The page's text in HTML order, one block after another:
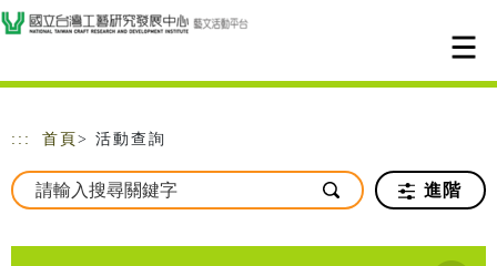
跳到主要內容
網站導覽
::: 首頁 > 活動查詢
進階